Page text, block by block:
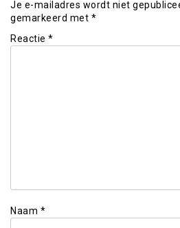
Je e-mailadres wordt niet
gemarkeerd met *
Reactie *
Naam *